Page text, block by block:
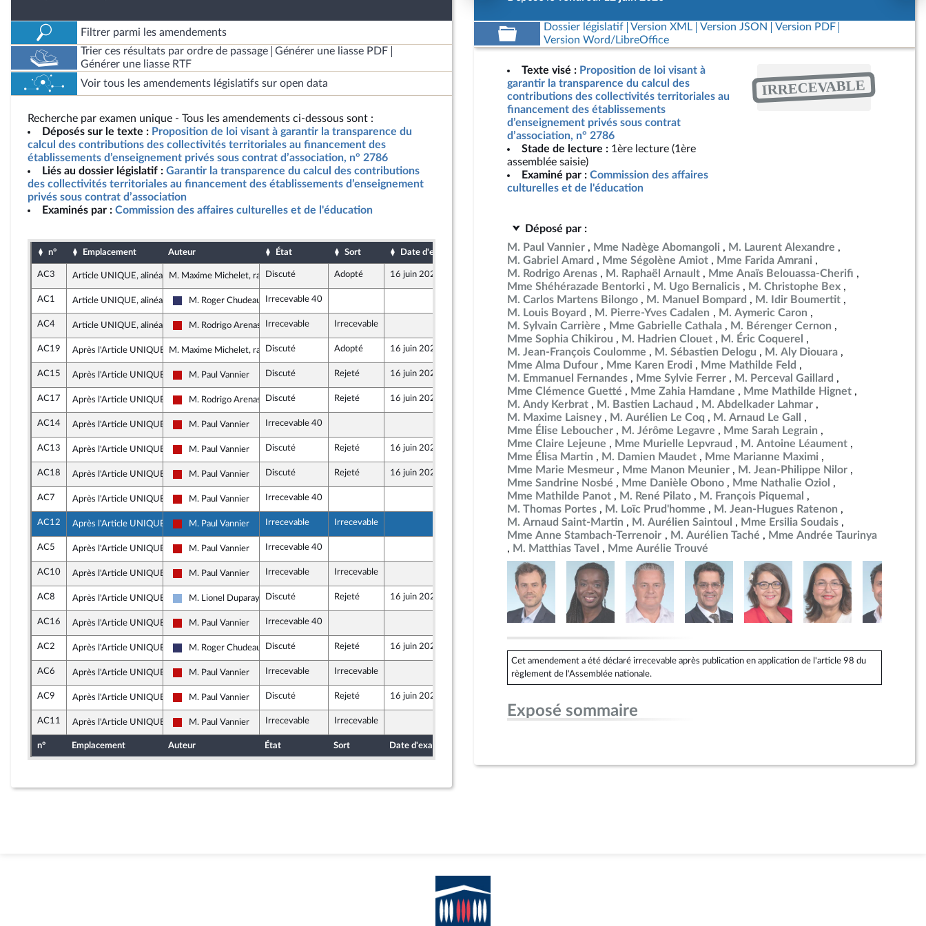
Filtrer parmi les amendements
Trier ces résultats par ordre de passage
Générer une liasse PDF
Générer une liasse RTF
Voir tous les amendements législatifs sur open data
Recherche par examen unique - Tous les amendements ci-dessous sont :
Déposés sur le texte : Proposition de loi visant à garantir la transparence du
calcul des contributions des collectivités territoriales au financement des
établissements d’enseignement privés sous contrat d’association, n° 2786
Liés au dossier législatif : Garantir la transparence du calcul des contributions
des collectivités territoriales au financement des établissements d’enseignement
privés sous contrat d’association
Examinés par : Commission des affaires culturelles et de l'éducation
n° Emplacement Auteur État Sort Date d'examen Date de dépôt
AC3 Article UNIQUE, alinéa 2 M. Maxime Michelet, rapporteur
Discuté Adopté 16 juin 2026 12 juin 2026
AC1 Article UNIQUE, alinéa 2
Rassemblement National
M. Roger Chudeau Irrecevable 40 10 juin 2026
AC4 Article UNIQUE, alinéa 2
La France insoumise - Nouveau Front Populaire
M. Rodrigo Arenas Irrecevable Irrecevable 12 juin 2026
AC19 Après l'Article UNIQUE M. Maxime Michelet, rapporteur
Discuté Adopté 16 juin 2026 12 juin 2026
AC15 Après l'Article UNIQUE
La France insoumise - Nouveau Front Populaire
M. Paul Vannier Discuté Rejeté 16 juin 2026 12 juin 2026
AC17 Après l'Article UNIQUE
La France insoumise - Nouveau Front Populaire
M. Rodrigo Arenas Discuté Rejeté 16 juin 2026 12 juin 2026
AC14 Après l'Article UNIQUE
La France insoumise - Nouveau Front Populaire
M. Paul Vannier Irrecevable 40 12 juin 2026
AC13 Après l'Article UNIQUE
La France insoumise - Nouveau Front Populaire
M. Paul Vannier Discuté Rejeté 16 juin 2026 12 juin 2026
AC18 Après l'Article UNIQUE
La France insoumise - Nouveau Front Populaire
M. Paul Vannier Discuté Rejeté 16 juin 2026 12 juin 2026
AC7 Après l'Article UNIQUE
La France insoumise - Nouveau Front Populaire
M. Paul Vannier Irrecevable 40 12 juin 2026
AC12 Après l'Article UNIQUE
La France insoumise - Nouveau Front Populaire
M. Paul Vannier Irrecevable Irrecevable 12 juin 2026
AC5 Après l'Article UNIQUE
La France insoumise - Nouveau Front Populaire
M. Paul Vannier Irrecevable 40 12 juin 2026
AC10 Après l'Article UNIQUE
La France insoumise - Nouveau Front Populaire
M. Paul Vannier Irrecevable Irrecevable 12 juin 2026
AC8 Après l'Article UNIQUE
Droite Républicaine
M. Lionel Duparay Discuté Rejeté 16 juin 2026 12 juin 2026
AC16 Après l'Article UNIQUE
La France insoumise - Nouveau Front Populaire
M. Paul Vannier Irrecevable 40 12 juin 2026
AC2 Après l'Article UNIQUE
Rassemblement National
M. Roger Chudeau Discuté Rejeté 16 juin 2026
AC6 Après l'Article UNIQUE
La France insoumise - Nouveau Front Populaire
M. Paul Vannier Irrecevable Irrecevable 12 juin 2026
AC9 Après l'Article UNIQUE
La France insoumise - Nouveau Front Populaire
M. Paul Vannier Discuté Rejeté 16 juin 2026
AC11 Après l'Article UNIQUE
La France insoumise - Nouveau Front Populaire
M. Paul Vannier Irrecevable Irrecevable 12 juin 2026
n° Emplacement Auteur État Sort Date d'examen
Dossier législatif Version XML Version JSON
Version PDF
Version Word/LibreOffice
Texte visé : Proposition de loi visant à
garantir la transparence du calcul des
contributions des collectivités territoriales au
financement des établissements
d’enseignement privés sous contrat
d’association, n° 2786
Stade de lecture : 1ère lecture (1ère
assemblée saisie)
Examiné par : Commission des affaires
culturelles et de l'éducation
IRRECEVABLE
Déposé par :
M. Paul Vannier
Mme Nadège Abomangoli
M. Laurent Alexandre
M. Gabriel Amard
Mme Ségolène Amiot
Mme Farida Amrani
M. Rodrigo Arenas
M. Raphaël Arnault
Mme Anaïs Belouassa-Cherifi
Mme Shéhérazade Bentorki
M. Ugo Bernalicis
M. Christophe Bex
M. Carlos Martens Bilongo
M. Manuel Bompard
M. Idir Boumertit
M. Louis Boyard
M. Pierre-Yves Cadalen
M. Aymeric Caron
M. Sylvain Carrière
Mme Gabrielle Cathala
M. Bérenger Cernon
Mme Sophia Chikirou
M. Hadrien Clouet
M. Éric Coquerel
M. Jean-François Coulomme
M. Sébastien Delogu
M. Aly Diouara
Mme Alma Dufour
Mme Karen Erodi
Mme Mathilde Feld
M. Emmanuel Fernandes
Mme Sylvie Ferrer
M. Perceval Gaillard
Mme Clémence Guetté
Mme Zahia Hamdane
Mme Mathilde Hignet
M. Andy Kerbrat
M. Bastien Lachaud
M. Abdelkader Lahmar
M. Maxime Laisney
M. Aurélien Le Coq
M. Arnaud Le Gall
Mme Élise Leboucher
M. Jérôme Legavre
Mme Sarah Legrain
Mme Claire Lejeune
Mme Murielle Lepvraud
M. Antoine Léaument
Mme Élisa Martin
M. Damien Maudet
Mme Marianne Maximi
Mme Marie Mesmeur
Mme Manon Meunier
M. Jean-Philippe Nilor
Mme Sandrine Nosbé
Mme Danièle Obono
Mme Nathalie Oziol
Mme Mathilde Panot
M. René Pilato
M. François Piquemal
M. Thomas Portes
M. Loïc Prud'homme
M. Jean-Hugues Ratenon
M. Arnaud Saint-Martin
M. Aurélien Saintoul
Mme Ersilia Soudais
Mme Anne Stambach-Terrenoir
M. Aurélien Taché
Mme Andrée Taurinya
M. Matthias Tavel
Mme Aurélie Trouvé
Cet amendement a été déclaré irrecevable après publication en application de l'article 98 du
règlement de l'Assemblée nationale.
Exposé sommaire